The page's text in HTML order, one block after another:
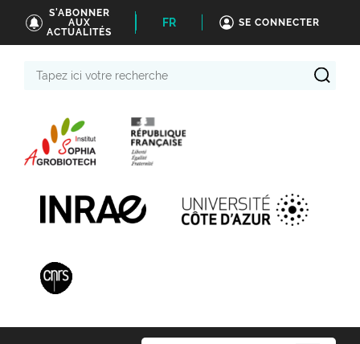
S'ABONNER
AUX
ACTUALITÉS
FR SE CONNECTER